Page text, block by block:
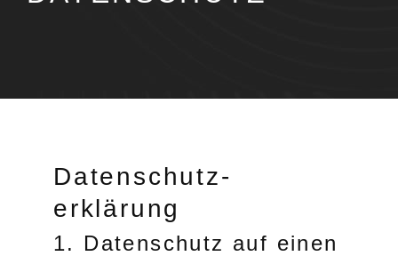
Datenschutz­
erklärung
1. Datenschutz auf einen